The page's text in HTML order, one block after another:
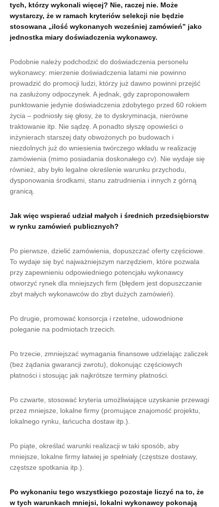
tych, którzy wykonali więcej? Nie, raczej nie. Może
wystarczy, że w ramach kryteriów selekcji nie będzie
stosowana „ilość wykonanych wcześniej zamówień” jako
jednostka miary doświadczenia wykonawcy.
Podobnie należy podchodzić do doświadczenia personelu
wykonawcy: mierzenie doświadczenia latami nie powinno
prowadzić do promocji ludzi, którzy już dawno powinni przejść
na zasłużony odpoczynek. A jednak, gdy zaproponowałem
punktowanie jedynie doświadczenia zdobytego przed 60 rokiem
życia – podniosły się głosy, że to dyskryminacja, nierówne
traktowanie itp. Nie sądzę. A ponadto słyszę opowieści o
inżynierach starszej daty obwożonych po budowach i
niezdolnych już do wniesienia twórczego wkładu w realizację
zamówienia (mimo posiadania doskonałego cv). Nie wydaje się
również, aby było legalne określenie warunku przychodu,
dysponowania środkami, stanu zatrudnienia i innych z górną
granicą.
Jak więc wspierać udział małych i średnich przedsiębiorstw
w rynku zamówień publicznych?
Po pierwsze, dzielić zamówienia, dopuszczać oferty częściowe.
To wydaje się być najważniejszym narzędziem, które pozwala
przy zapewnieniu odpowiedniego potencjału wykonawcy
otworzyć rynek dla mniejszych firm (błędem jest dopuszczanie
zbyt małych wykonawców do zbyt dużych zamówień).
Po drugie, promować konsorcja i rzetelne, udowodnione
poleganie na podmiotach trzecich.
Po trzecie, zmniejszać wymagania finansowe udzielając zaliczek
(bez żądania gwarancji zwrotu), dokonując częściowych
płatności i stosując jak najkrótsze terminy płatności.
Po czwarte, stosować kryteria umożliwiające uzyskanie przewagi
przez mniejsze, lokalne firmy (promujące znajomość projektu,
lokalnego rynku, łańcucha dostaw itp.).
Po piąte, określać warunki realizacji w taki sposób, aby
mniejsze, lokalne firmy łatwiej je spełniały (częstsze dostawy,
częstsze spotkania itp.).
Po wykonaniu tego wszystkiego pozostaje liczyć na to, że
w tych warunkach mniejsi, lokalni wykonawcy pokonają